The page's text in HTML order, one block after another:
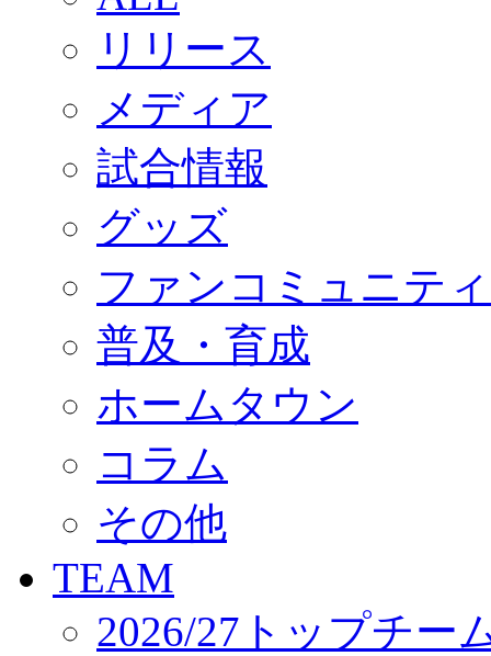
奈良クラブ明治安田J3リーグ2026/27シーズン試
奈良クラブ明治安田Ｊ3リーグ 2026/27シーズン「
観戦ルール＆マナー
2026/27ファンコミュニティ
サポートショップ
GOODS
オフィシャルストア（実店舗）
オンラインストア
ACADEMY
アカデミーについて
コーチ&スタッフ
ジュニア
ジュニアユース
ユース
練習拠点（ナラディーア）
SCHOOL
CLUB
パートナー募集
クラブ理念
サステナビリティ
Web制作支援
応援プロジェクト
リリース
メディア
試合情報
グッズ
ファンコミュニティ
普及・育成
ホームタウン
コラム
その他
TEAM
2026/27トップチー